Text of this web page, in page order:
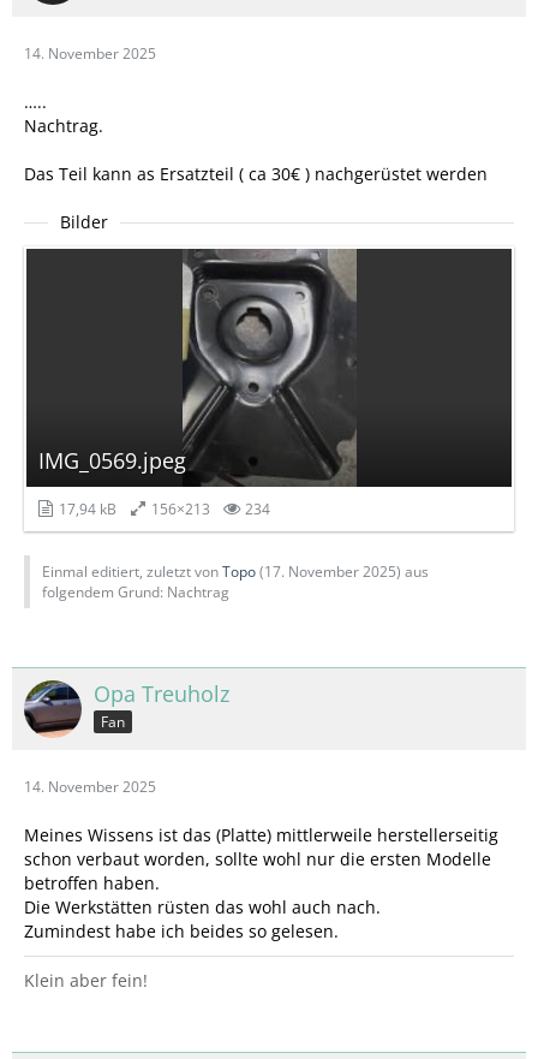
14. November 2025
…..
Nachtrag.
Das Teil kann as Ersatzteil ( ca 30€ ) nachgerüstet werden
Bilder
IMG_0569.jpeg
17,94 kB 156×213 234
Einmal editiert, zuletzt vonTopo(17. November 2025) aus
folgendem Grund: Nachtrag
Opa Treuholz
Fan
14. November 2025
Meines Wissens ist das (Platte) mittlerweile herstellerseitig
schon verbaut worden, sollte wohl nur die ersten Modelle
betroffen haben.
Die Werkstätten rüsten das wohl auch nach.
Zumindest habe ich beides so gelesen.
Klein aber fein!